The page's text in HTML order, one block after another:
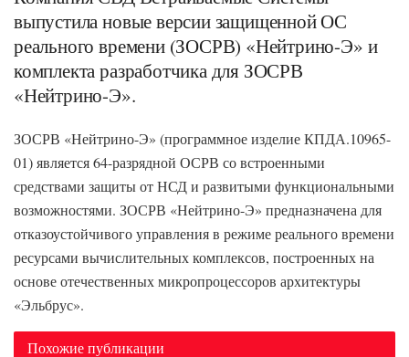
выпустила новые версии защищенной ОС
реального времени (ЗОСРВ) «Нейтрино-Э» и
комплекта разработчика для ЗОСРВ
«Нейтрино-Э».
ЗОСРВ «Нейтрино-Э» (программное изделие КПДА.10965-
01) является 64-разрядной ОСРВ со встроенными
средствами защиты от НСД и развитыми функциональными
возможностями. ЗОСРВ «Нейтрино-Э» предназначена для
отказоустойчивого управления в режиме реального времени
ресурсами вычислительных комплексов, построенных на
основе отечественных микропроцессоров архитектуры
«Эльбрус».
Похожие публикации